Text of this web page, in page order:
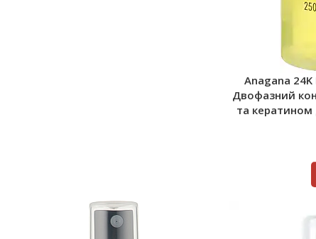
Anagana
Двофазний
та кератином